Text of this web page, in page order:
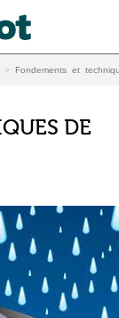
> Fondements et
DE